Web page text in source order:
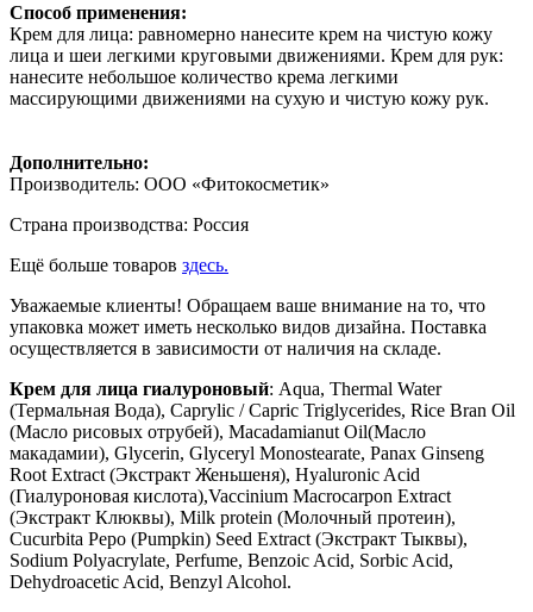
Способ применения:
Крем для лица: равномерно нанесите крем на чистую кожу
лица и шеи легкими круговыми движениями. Крем для рук:
нанесите небольшое количество крема легкими
массирующими движениями на сухую и чистую кожу рук.
Дополнительно:
Производитель: ООО «Фитокосметик»
Страна производства: Россия
Ещё больше товаров здесь.
Уважаемые клиенты! Обращаем ваше внимание на то, что
упаковка может иметь несколько видов дизайна. Поставка
осуществляется в зависимости от наличия на складе.
Крем для лица гиалуроновый: Aqua, Thermal Water
(Термальная Вода), Caprylic / Capric Triglycerides, Rice Bran Oil
(Масло рисовых отрубей), Macadamianut Oil(Масло
макадамии), Glycerin, Glyceryl Monostearate, Panax Ginseng
Root Extract (Экстракт Женьшеня), Hyaluronic Acid
(Гиалуроновая кислота),Vaccinium Macrocarpon Extract
(Экстракт Клюквы), Milk protein (Молочный протеин),
Cucurbita Pepo (Pumpkin) Seed Extract (Экстракт Тыквы),
Sodium Polyacrylate, Perfume, Benzoic Acid, Sorbic Acid,
Dehydroacetic Acid, Benzyl Alcohol.